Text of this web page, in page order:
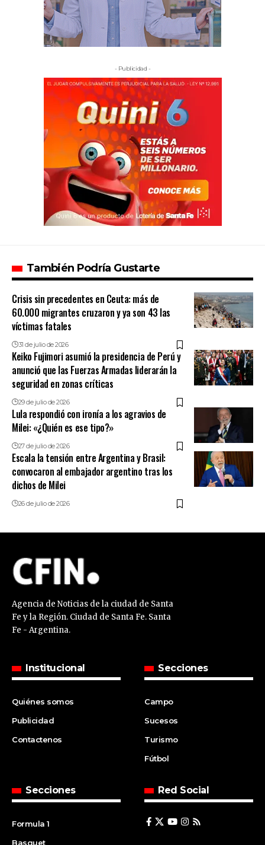
- Publicidad -
También Podría Gustarte
Crisis sin precedentes en Ceuta: más de
60.000 migrantes cruzaron y ya son 43 las
víctimas fatales
31 de julio de 2026
Keiko Fujimori asumió la presidencia de Perú y
anunció que las Fuerzas Armadas liderarán la
seguridad en zonas críticas
29 de julio de 2026
Lula respondió con ironía a los agravios de
Milei: «¿Quién es ese tipo?»
27 de julio de 2026
Escala la tensión entre Argentina y Brasil:
convocaron al embajador argentino tras los
dichos de Milei
26 de julio de 2026
Agencia de Noticias de la ciudad de Santa
Fe y la Región. Ciudad de Santa Fe. Santa
Fe - Argentina.
Institucional
Quiénes somos
Publicidad
Contactenos
Secciones
Campo
Sucesos
Turismo
Fútbol
Secciones
Formula 1
Basquet
Red Social